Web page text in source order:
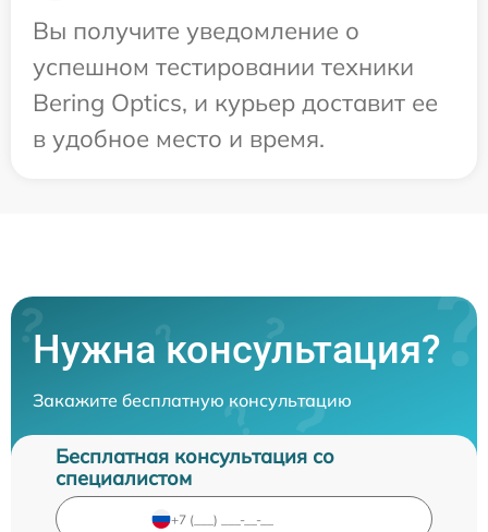
Вы получите уведомление о
успешном тестировании техники
Bering Optics, и курьер доставит ее
в удобное место и время.
Нужна консультация?
Закажите бесплатную консультацию
Бесплатная консультация со
специалистом